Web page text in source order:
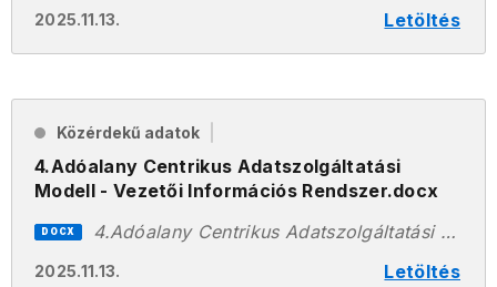
2025.11.13. Letöltés
Közérdekű adatok
4.Adóalany Centrikus Adatszolgáltatási
Modell - Vezetői Információs Rendszer.docx
2025.11.13. Letöltés
DOCX 4.Adóalany Centrikus Adatszolgáltatási Modell - Vezetői Információs Rendszer.docx